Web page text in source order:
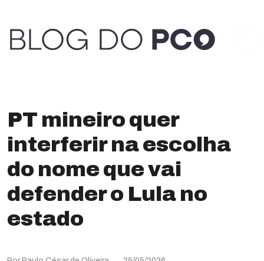
PT mineiro quer
interferir na escolha
do nome que vai
defender o Lula no
estado